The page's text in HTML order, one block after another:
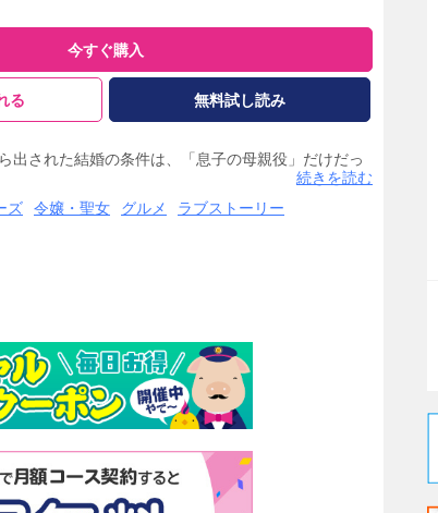
今すぐ購入
る 無料試し読み
出された結婚の条件は、「息子の母親役」だけだっ
を耕し、マフラーを作るためと羊の毛を刈りに行
で挑むように!?全てをゼロから準備するちょっと
ニング満載でここに開幕♪
Nemo Kurio
続きを読む
ズ 令嬢・聖女 グルメ
ラブストーリー